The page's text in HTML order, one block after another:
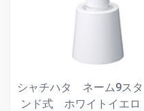
シャチハタ ネーム9スタ
ンド式 ホワイトイエロ